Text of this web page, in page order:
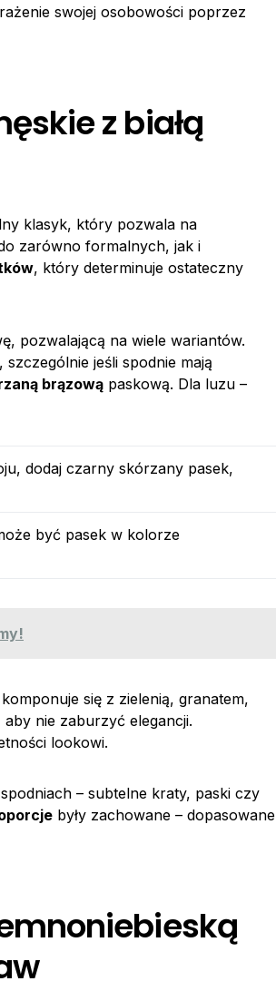
swojej osobowości poprzez
z białą
klasyk, który pozwala na
zarówno formalnych, jak i
, który determinuje ostateczny
pozwalającą na wiele wariantów.
jeśli spodnie mają
brązową paskową. Dla luzu –
dodaj czarny skórzany pasek,
być pasek w kolorze
się z zielenią, granatem,
nie zaburzyć elegancji.
lookowi.
– subtelne kraty, paski czy
były zachowane – dopasowane